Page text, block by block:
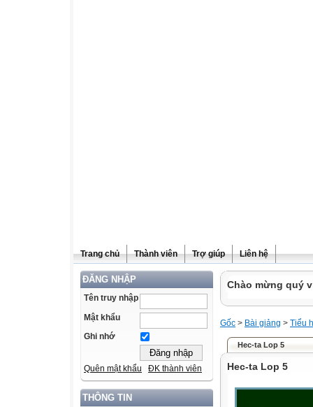
Trang chủ Thành viên Trợ giúp Liên hệ
ĐĂNG NHẬP
Tên truy nhập
Mật khẩu
Ghi nhớ
Quên mật khẩu ĐK thành viên
THÔNG TIN
Chào mừng quý
Gốc > Bài giảng > Tiểu
Hec-ta Lop 5
Hec-ta Lop 5